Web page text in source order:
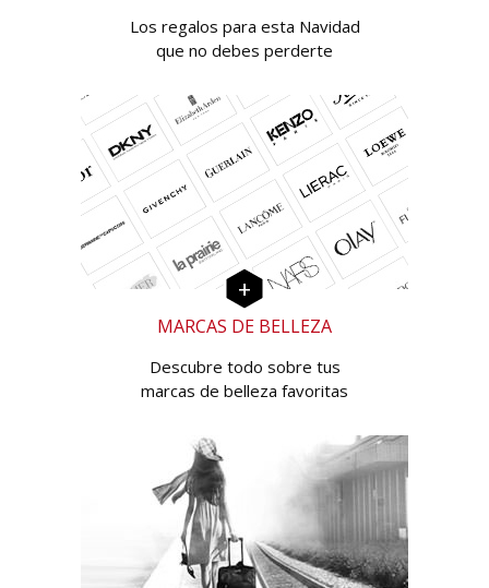
Los regalos para esta Navidad
que no debes perderte
MARCAS DE BELLEZA
Descubre todo sobre tus
marcas de belleza favoritas